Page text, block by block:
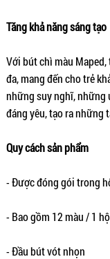
Tăng khả năng sáng tạo
Với bút chì màu
đa, mang đến cho trẻ
những suy nghĩ, những
đáng yêu, tạo ra những
Quy cách sản phẩm
- Được đóng gói trong
- Bao gồm 12 màu / 1
- Đầu bút vót nhọn